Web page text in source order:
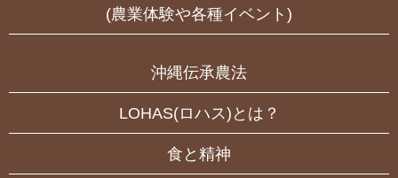
(農業体験や各種イベント)
沖縄伝承農法
LOHAS(ロハス)とは？
食と精神